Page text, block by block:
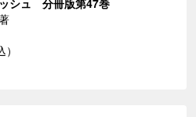
シュ 分冊版第47巻